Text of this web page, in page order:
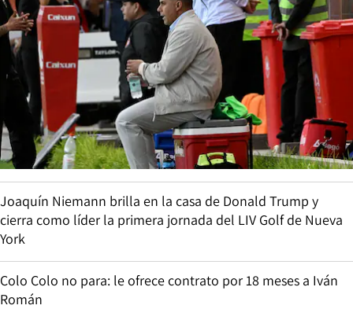
Joaquín Niemann brilla en la casa de Donald Trump y
cierra como líder la primera jornada del LIV Golf de Nueva
York
Colo Colo no para: le ofrece contrato por 18 meses a Iván
Román